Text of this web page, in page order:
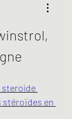
steroide
stéroïdes en